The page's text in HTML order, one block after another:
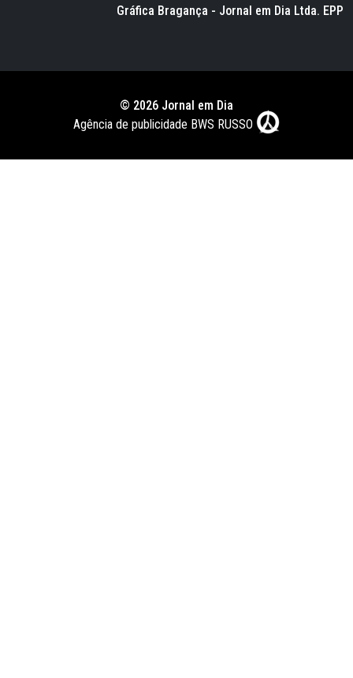
Gráfica Bragança - Jornal em Dia Ltda. EPP
© 2026 Jornal em Dia
Agência de publicidade BWS RUSSO